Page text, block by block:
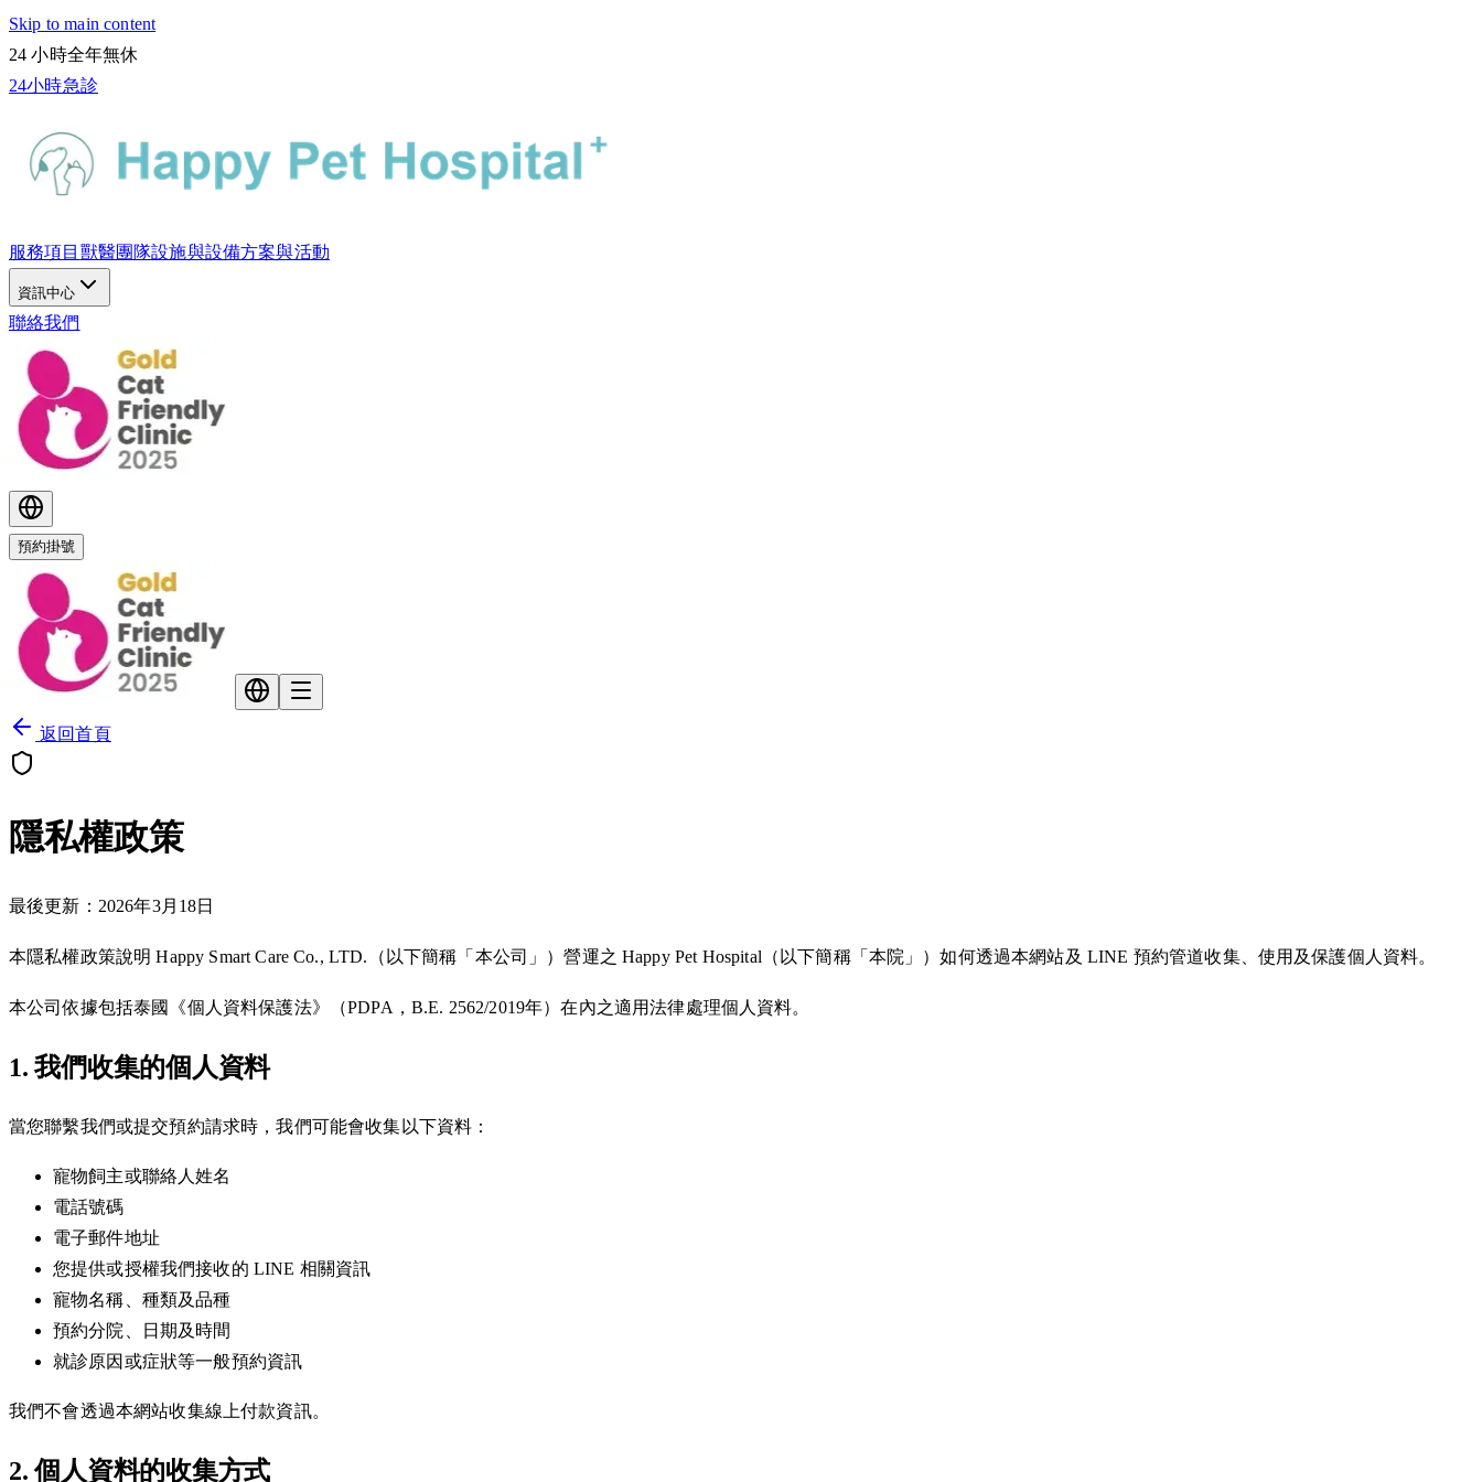
Skip to main content
24 小時全年無休
24小時急診
服務項目 獸醫團隊設施與設備方案與活動
資訊中心
聯絡我們
預約掛號
返回首頁
隱私權政策
最後更新：2026年3月18日
本隱私權政策說明 Happy Smart Care Co., LTD.（以下簡稱「本公司」）營運之 Happy Pet Hospital（以下簡稱「本院」）如何透過本網站及 LINE 預約管道收集、使用及保護個人資料。
本公司依據包括泰國《個人資料保護法》（PDPA，B.E. 2562/2019年）在內之適用法律處理個人資料。
1. 我們收集的個人資料
當您聯繫我們或提交預約請求時，我們可能會收集以下資料：
寵物飼主或聯絡人姓名
電話號碼
電子郵件地址
您提供或授權我們接收的 LINE 相關資訊
寵物名稱、種類及品種
預約分院、日期及時間
就診原因或症狀等一般預約資訊
我們不會透過本網站收集線上付款資訊。
2. 個人資料的收集方式